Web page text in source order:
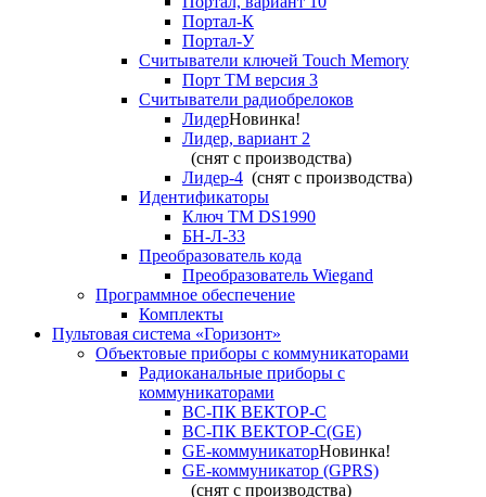
Портал-К
Портал-У
Считыватели ключей Touch Memory
Порт TM версия 3
Считыватели радиобрелоков
ЛидерНовинка!
Лидер, вариант 2
(снят с производства)
Лидер-4 (снят с производства)
Идентификаторы
Ключ TM DS1990
БН-Л-33
Преобразователь кода
Преобразователь Wiegand
Программное обеспечение
Комплекты
Пультовая система «Горизонт»
Объектовые приборы с коммуникаторами
Радиоканальные приборы с
коммуникаторами
ВС-ПК ВЕКТОР-С
ВС-ПК ВЕКТОР-С(GE)
GE-коммуникаторНовинка!
GE-коммуникатор (GPRS)
(снят с производства)